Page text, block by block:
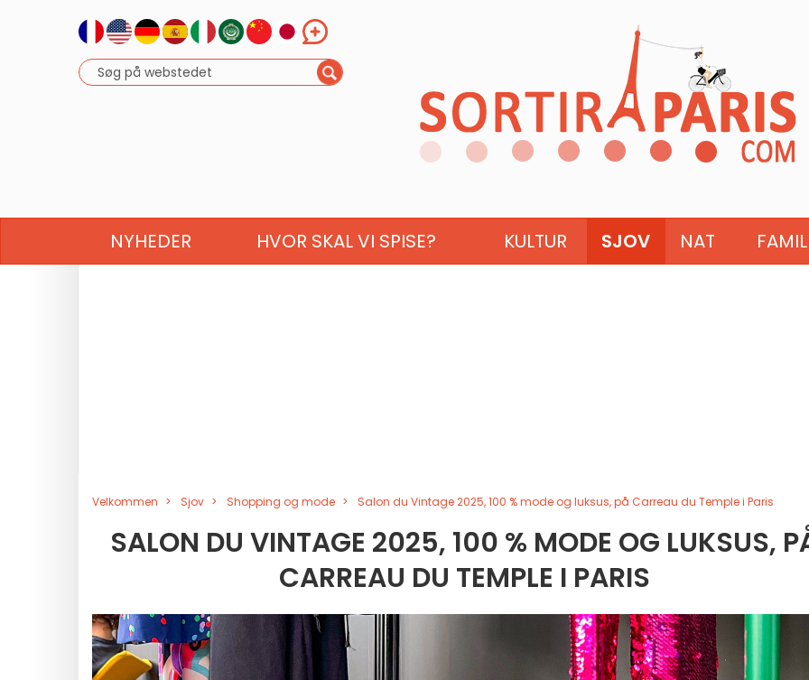
NYHEDER HVOR SKAL VI SPISE? KULTUR SJOV NAT
Velkommen Sjov Shopping og mode Salon du Vintage 2025, 100 % mode og luksus, på Carreau du Temple i Paris
SALON DU VINTAGE 2025, 100 % MODE OG LUKSUS,
CARREAU DU TEMPLE I PARIS